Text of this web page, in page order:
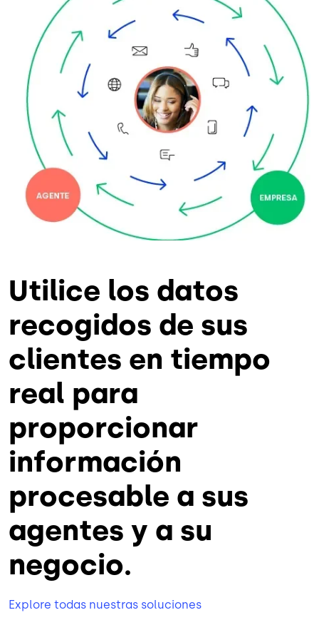
Utilice los datos
recogidos de sus
clientes en tiempo
real para
proporcionar
información
procesable a sus
agentes y a su
negocio.
Explore todas nuestras soluciones